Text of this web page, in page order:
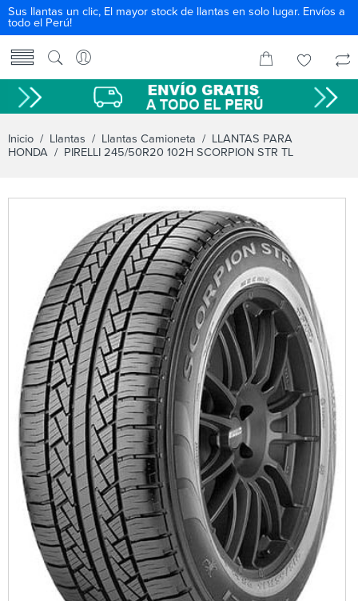
Sus llantas un clic, El mayor stock de llantas en solo lugar. Envíos a
todo el Perú!
Inicio / Llantas / Llantas Camioneta / LLANTAS PARA
HONDA / PIRELLI 245/50R20 102H SCORPION STR TL